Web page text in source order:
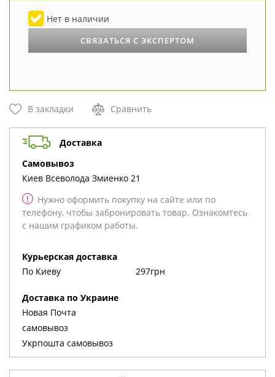
Нет в наличии
СВЯЗАТЬСЯ С ЭКСПЕРТОМ
В закладки Сравнить
Доставка
cамовывоз
Киев Всеволода Змиенко 21
!
Нужно оформить покупку на сайте или по
телефону, чтобы забронировать товар. Ознакомтесь
с нашим графиком работы.
Курьерская доставка
По Киеву
297грн
Доставка по Украине
Новая Почта
cамовывоз
Укрпошта cамовывоз